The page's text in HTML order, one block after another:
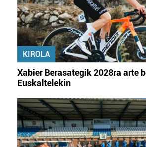
KIROLA
Xabier Berasategik 2028ra arte
Euskaltelekin